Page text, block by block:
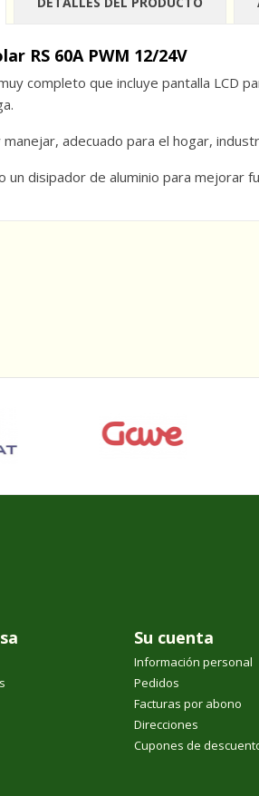
RS 60A PWM 12/24V
completo que incluye pantalla LCD
manejar, adecuado para el hogar,
un disipador de aluminio para mejorar
Su cuenta
Información personal
Pedidos
Facturas por abono
Direcciones
Cupones de